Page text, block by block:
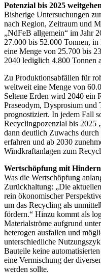
Potenzial bis 2025
Bisherige Untersuchungen
nach Region, Zeitraum und
„NdFeB allgemein“ im Jahr
27.000 bis 52.000 Tonnen,
eine Menge von 25.700 bis
2040 lediglich 4.800 Tonnen
Zu Produktionsabfällen für
weltweit eine Menge von
Seltene Erden wird 2040 ein
Praseodym, Dysprosium und
prognostiziert. In jedem Fall
Recyclingpozenzial bis 2025
dann deutlich Zuwachs
erfahren und ab 2030
Windkraftanlagen zum
Wertschöpfung mit
Was die Wertschöpfung
Zurückhaltung: „Die
rein ökonomischer
um das Recycling als
fördern.“ Hinzu kommt als
Materialströme aufgrund
heterogen ausfallen und
unterschiedliche
Bauteile keine
eine Vermischung der
werden sollte.